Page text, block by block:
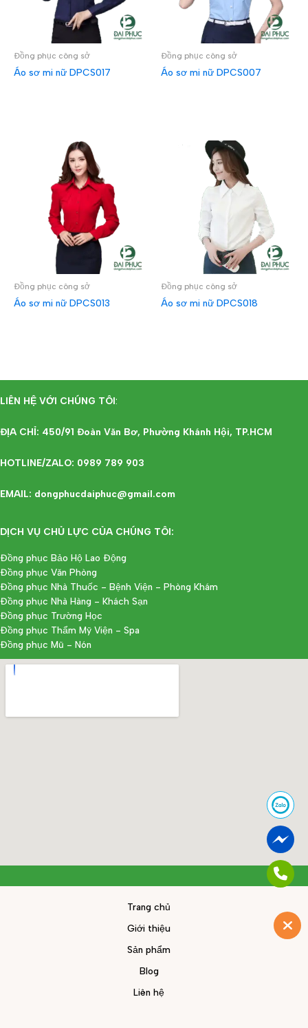
Đồng phục công sở
Áo sơ mi nữ DPCS017
Đồng phục công sở
Áo sơ mi nữ DPCS007
Đồng phục công sở
Áo sơ mi nữ DPCS013
Đồng phục công sở
Áo sơ mi nữ DPCS018
LIÊN HỆ VỚI CHÚNG TÔI:
ĐỊA CHỈ: 450/91 Đoàn Văn Bơ, Phường Khánh Hội, TP.HCM
HOTLINE/ZALO: 0989 789 903
EMAIL: dongphucdaiphuc@gmail.com
DỊCH VỤ CHỦ LỰC CỦA CHÚNG TÔI:
Đồng phục Bảo Hộ Lao Động
Đồng phục Văn Phòng
Đồng phục Nhà Thuốc - Bệnh Viện - Phòng Khám
Đồng phục Nhà Hàng - Khách Sạn
Đồng phục Trường Học
Đồng phục Thẩm Mỹ Viện - Spa
Đồng phục Mũ - Nón
Trang chủ
Giới thiệu
Sản phẩm
Blog
Liên hệ